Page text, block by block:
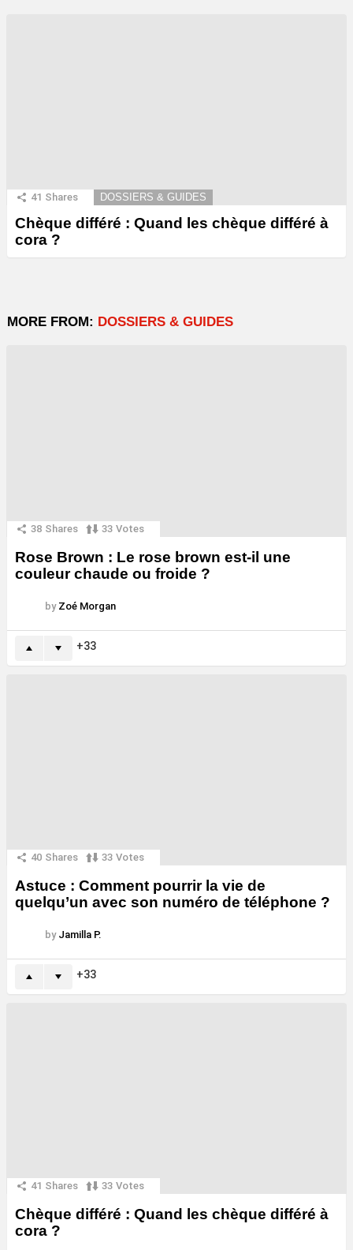
41 Shares DOSSIERS & GUIDES
Chèque différé : Quand les chèque différé à
cora ?
MORE FROM: DOSSIERS & GUIDES
38 Shares 33 Votes
Rose Brown : Le rose brown est-il une
couleur chaude ou froide ?
by Zoé Morgan
33
40 Shares 33 Votes
Astuce : Comment pourrir la vie de
quelqu’un avec son numéro de téléphone ?
by Jamilla P.
33
41 Shares 33 Votes
Chèque différé : Quand les chèque différé à
cora ?